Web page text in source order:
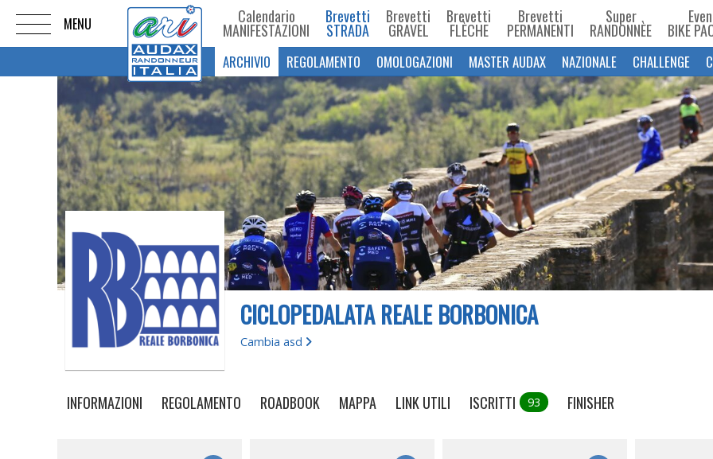
Calendario
MANIFESTAZIONI
Brevetti
STRADA
Brevetti
GRAVEL
Brevetti
FLÈCHE
Brevetti
PERMANENTI
Super
RANDONNÈE BIKE
ARCHIVIO REGOLAMENTO OMOLOGAZIONI MASTER AUDAX NAZIONALE CHALLENGE
CICLOPEDALATA REALE BORBONICA
Cambia asd
INFORMAZIONI REGOLAMENTO ROADBOOK MAPPA LINK UTILI ISCRITTI 93 FINISHER